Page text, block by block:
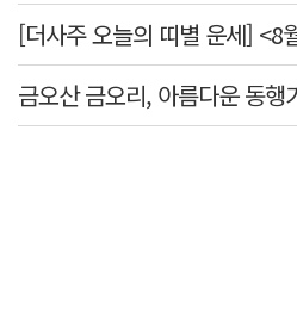
금오산 금오리, 아름다운 동행